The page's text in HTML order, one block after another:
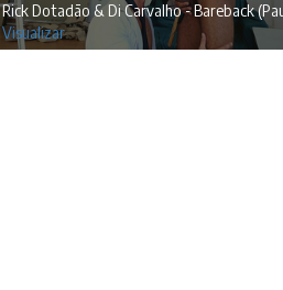
Rick Dotadão & Di Carvalho - Bareback
Visualizar